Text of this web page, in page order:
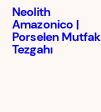
Neolith
Amazonico |
Porselen Mutfak
Tezgahı